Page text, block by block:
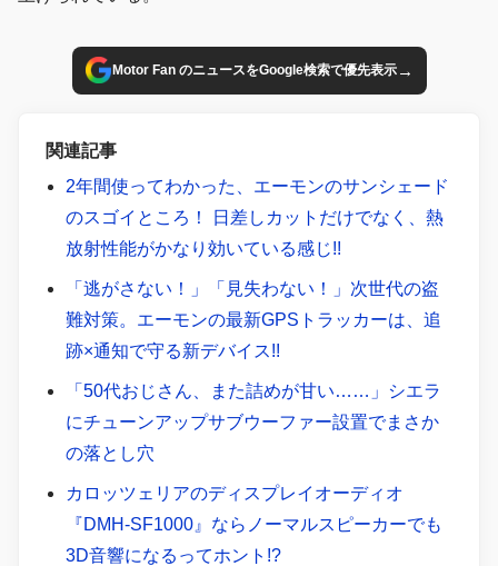
Motor Fan のニュースをGoogle検索で優先表示→
関連記事
2年間使ってわかった、エーモンのサンシェード
のスゴイところ！ 日差しカットだけでなく、熱
放射性能がかなり効いている感じ!!
「逃がさない！」「見失わない！」次世代の盗
難対策。エーモンの最新GPSトラッカーは、追
跡×通知で守る新デバイス!!
「50代おじさん、また詰めが甘い……」シエラ
にチューンアップサブウーファー設置でまさか
の落とし穴
カロッツェリアのディスプレイオーディオ
『DMH-SF1000』ならノーマルスピーカーでも
3D音響になるってホント!?